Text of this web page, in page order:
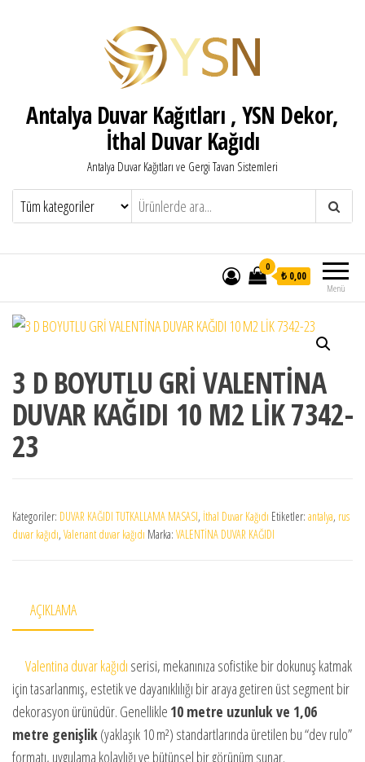
Antalya Duvar Kağıtları , YSN Dekor,
İthal Duvar Kağıdı
Antalya Duvar Kağıtları ve Gergi Tavan Sistemleri
Menü
0
₺ 0,00
3 D BOYUTLU GRİ VALENTİNA
DUVAR KAĞIDI 10 M2 LİK 7342-
23
Kategoriler: DUVAR KAĞIDI TUTKALLAMA MASASI, İthal Duvar Kağıdı Etiketler: antalya, rus
duvar kağıdı, Valerıant duvar kağıdı Marka: VALENTİNA DUVAR KAĞIDI
AÇIKLAMA
Valentina duvar kağıdı serisi, mekanınıza sofistike bir dokunuş katmak
için tasarlanmış, estetik ve dayanıklılığı bir araya getiren üst segment bir
dekorasyon ürünüdür. Genellikle 10 metre uzunluk ve 1,06
metre genişlik(yaklaşık 10 m²) standartlarında üretilen bu “dev rulo”
formatı, uygulama kolaylığı ve bütünsel bir görünüm sunar.